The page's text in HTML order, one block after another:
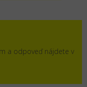
a odpoveď nájdete v